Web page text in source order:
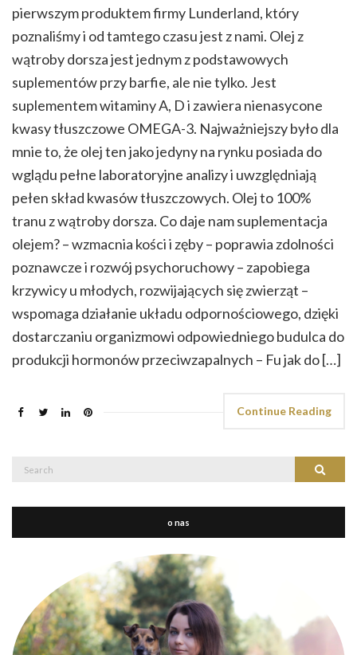
pierwszym produktem firmy Lunderland, który
poznaliśmy i od tamtego czasu jest z nami. Olej z
wątroby dorsza jest jednym z podstawowych
suplementów przy barfie, ale nie tylko. Jest
suplementem witaminy A, D i zawiera nienasycone
kwasy tłuszczowe OMEGA-3. Najważniejszy było dla
mnie to, że olej ten jako jedyny na rynku posiada do
wglądu pełne laboratoryjne analizy i uwzględniają
pełen skład kwasów tłuszczowych. Olej to 100%
tranu z wątroby dorsza. Co daje nam suplementacja
olejem? – wzmacnia kości i zęby – poprawia zdolności
poznawcze i rozwój psychoruchowy – zapobiega
krzywicy u młodych, rozwijających się zwierząt –
wspomaga działanie układu odpornościowego, dzięki
dostarczaniu organizmowi odpowiedniego budulca do
produkcji hormonów przeciwzapalnych – Fu jak do […]
Continue Reading
Search
Search
o nas